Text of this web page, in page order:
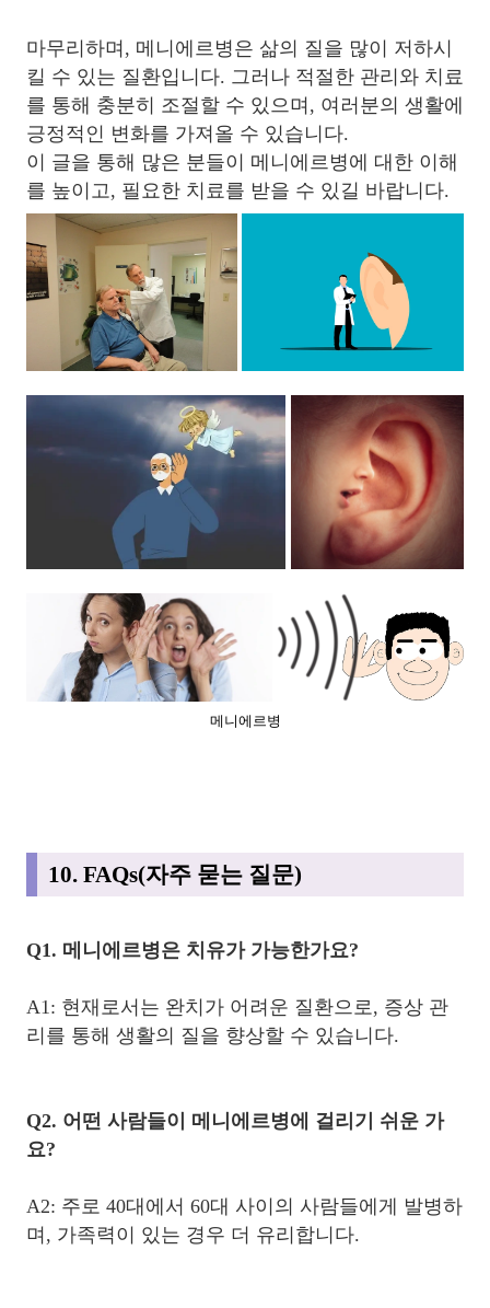
마무리하며, 메니에르병은 삶의 질을 많이 저하시
킬 수 있는 질환입니다. 그러나 적절한 관리와 치료
를 통해 충분히 조절할 수 있으며, 여러분의 생활에
긍정적인 변화를 가져올 수 있습니다.
이 글을 통해 많은 분들이 메니에르병에 대한 이해
를 높이고, 필요한 치료를 받을 수 있길 바랍니다.
메니에르병
10. FAQs(자주 묻는 질문)
Q1. 메니에르병은 치유가 가능한가요?
A1: 현재로서는 완치가 어려운 질환으로, 증상 관
리를 통해 생활의 질을 향상할 수 있습니다.
Q2. 어떤 사람들이 메니에르병에 걸리기 쉬운 가
요?
A2: 주로 40대에서 60대 사이의 사람들에게 발병하
며, 가족력이 있는 경우 더 유리합니다.